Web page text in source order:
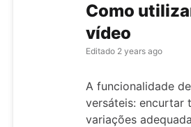
Como
vídeo
Editado 2 years ago
A funcionalidade
versáteis: encurtar
variações